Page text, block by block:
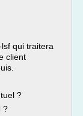
qui traitera
client
?
?